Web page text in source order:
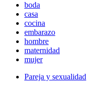
boda
casa
cocina
embarazo
hombre
maternidad
mujer
Pareja y sexualidad